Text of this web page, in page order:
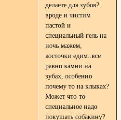
делаете для зубов?
вроде и чистим
пастой и
специальный гель на
ночь мажем,
косточки едим..все
равно камни на
зубах, особенно
почему то на клыках?
Может что-то
специальное надо
покушать собакину?